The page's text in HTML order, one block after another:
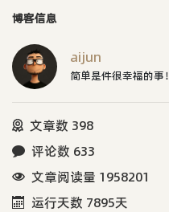
博客信息
aijun
简单是件很幸福的事！
文章数 398
评论数 633
文章阅读量 1958201
运行天数 7895天